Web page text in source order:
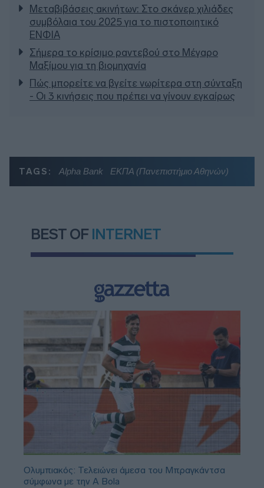
Μεταβιβάσεις ακινήτων: Στο σκάνερ χιλιάδες
συμβόλαια του 2025 για το πιστοποιητικό
ΕΝΦΙΑ
Σήμερα το κρίσιμο ραντεβού στο Μέγαρο
Μαξίμου για τη βιομηχανία
Πώς μπορείτε να βγείτε νωρίτερα στη σύνταξη
- Οι 3 κινήσεις που πρέπει να γίνουν εγκαίρως
TAGS: Alpha Bank ΕΚΠΑ (Πανεπιστήμιο Αθηνών)
BEST OF INTERNET
Ολυμπιακός: Τελειώνει άμεσα του Μπραγκάντσα
σύμφωνα με την A Bola